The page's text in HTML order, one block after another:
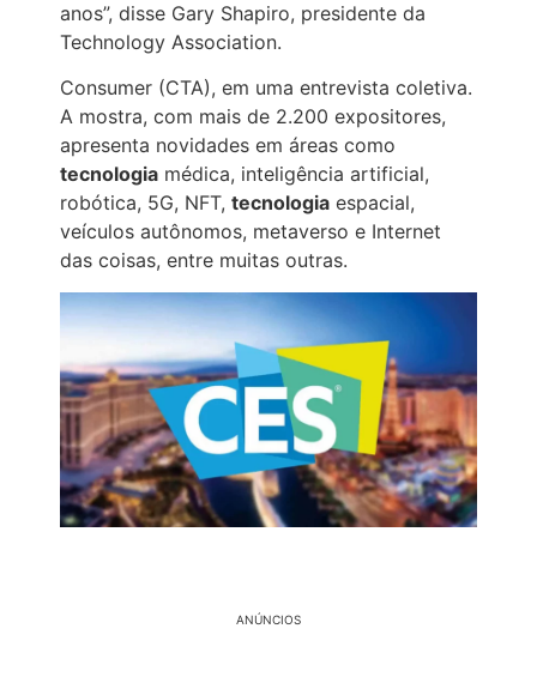
anos”, disse Gary Shapiro, presidente da
Technology Association.
Consumer (CTA), em uma entrevista coletiva.
A mostra, com mais de 2.200 expositores,
apresenta novidades em áreas como
tecnologia médica, inteligência artificial,
robótica, 5G, NFT, tecnologia espacial,
veículos autônomos, metaverso e Internet
das coisas, entre muitas outras.
ANÚNCIOS